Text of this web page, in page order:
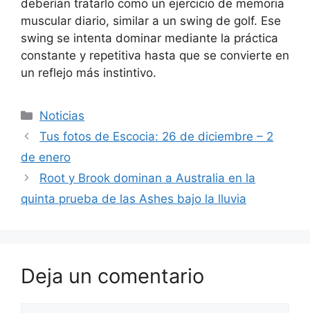
deberían tratarlo como un ejercicio de memoria
muscular diario, similar a un swing de golf. Ese
swing se intenta dominar mediante la práctica
constante y repetitiva hasta que se convierte en
un reflejo más instintivo.
Categorías
Noticias
Tus fotos de Escocia: 26 de diciembre – 2
de enero
Root y Brook dominan a Australia en la
quinta prueba de las Ashes bajo la lluvia
Deja un comentario